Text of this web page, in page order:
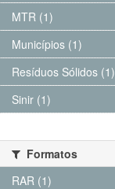
MTR (1)
Municípios (1)
Resíduos Sólidos (1)
Sinir (1)
Formatos
RAR (1)